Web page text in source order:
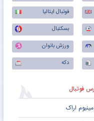
فوتبال ایتالیا
بسکتبال
ورزش بانوان
دکه
فوتبال
اراک